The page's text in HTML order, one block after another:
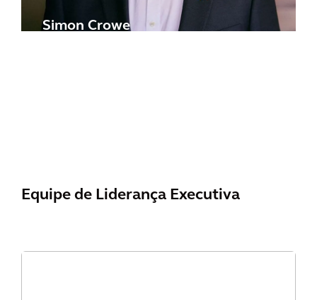
Simon Crowe
Equipe de Liderança Executiva